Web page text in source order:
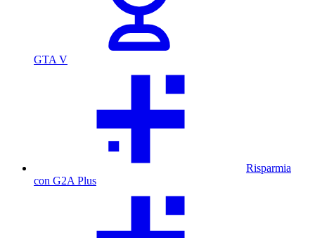
GTA V
Risparmia
con G2A Plus